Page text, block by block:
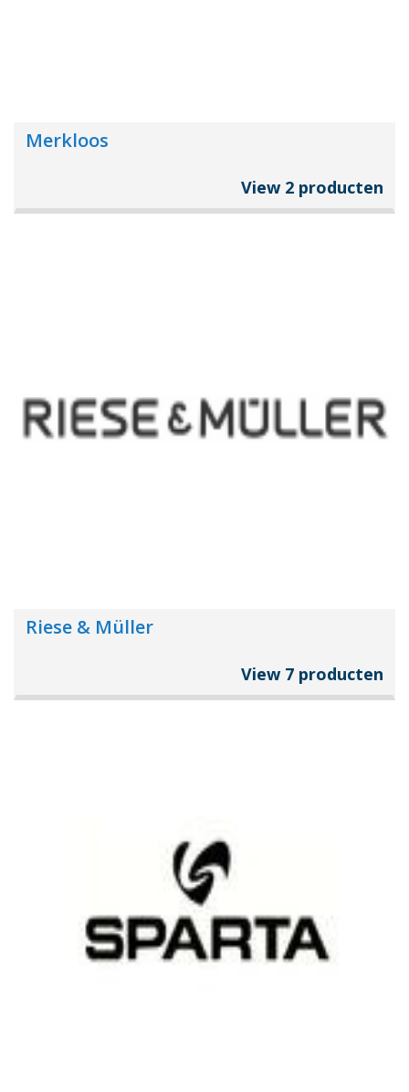
Merkloos
View 2 producten
Riese & Müller
View 7 producten